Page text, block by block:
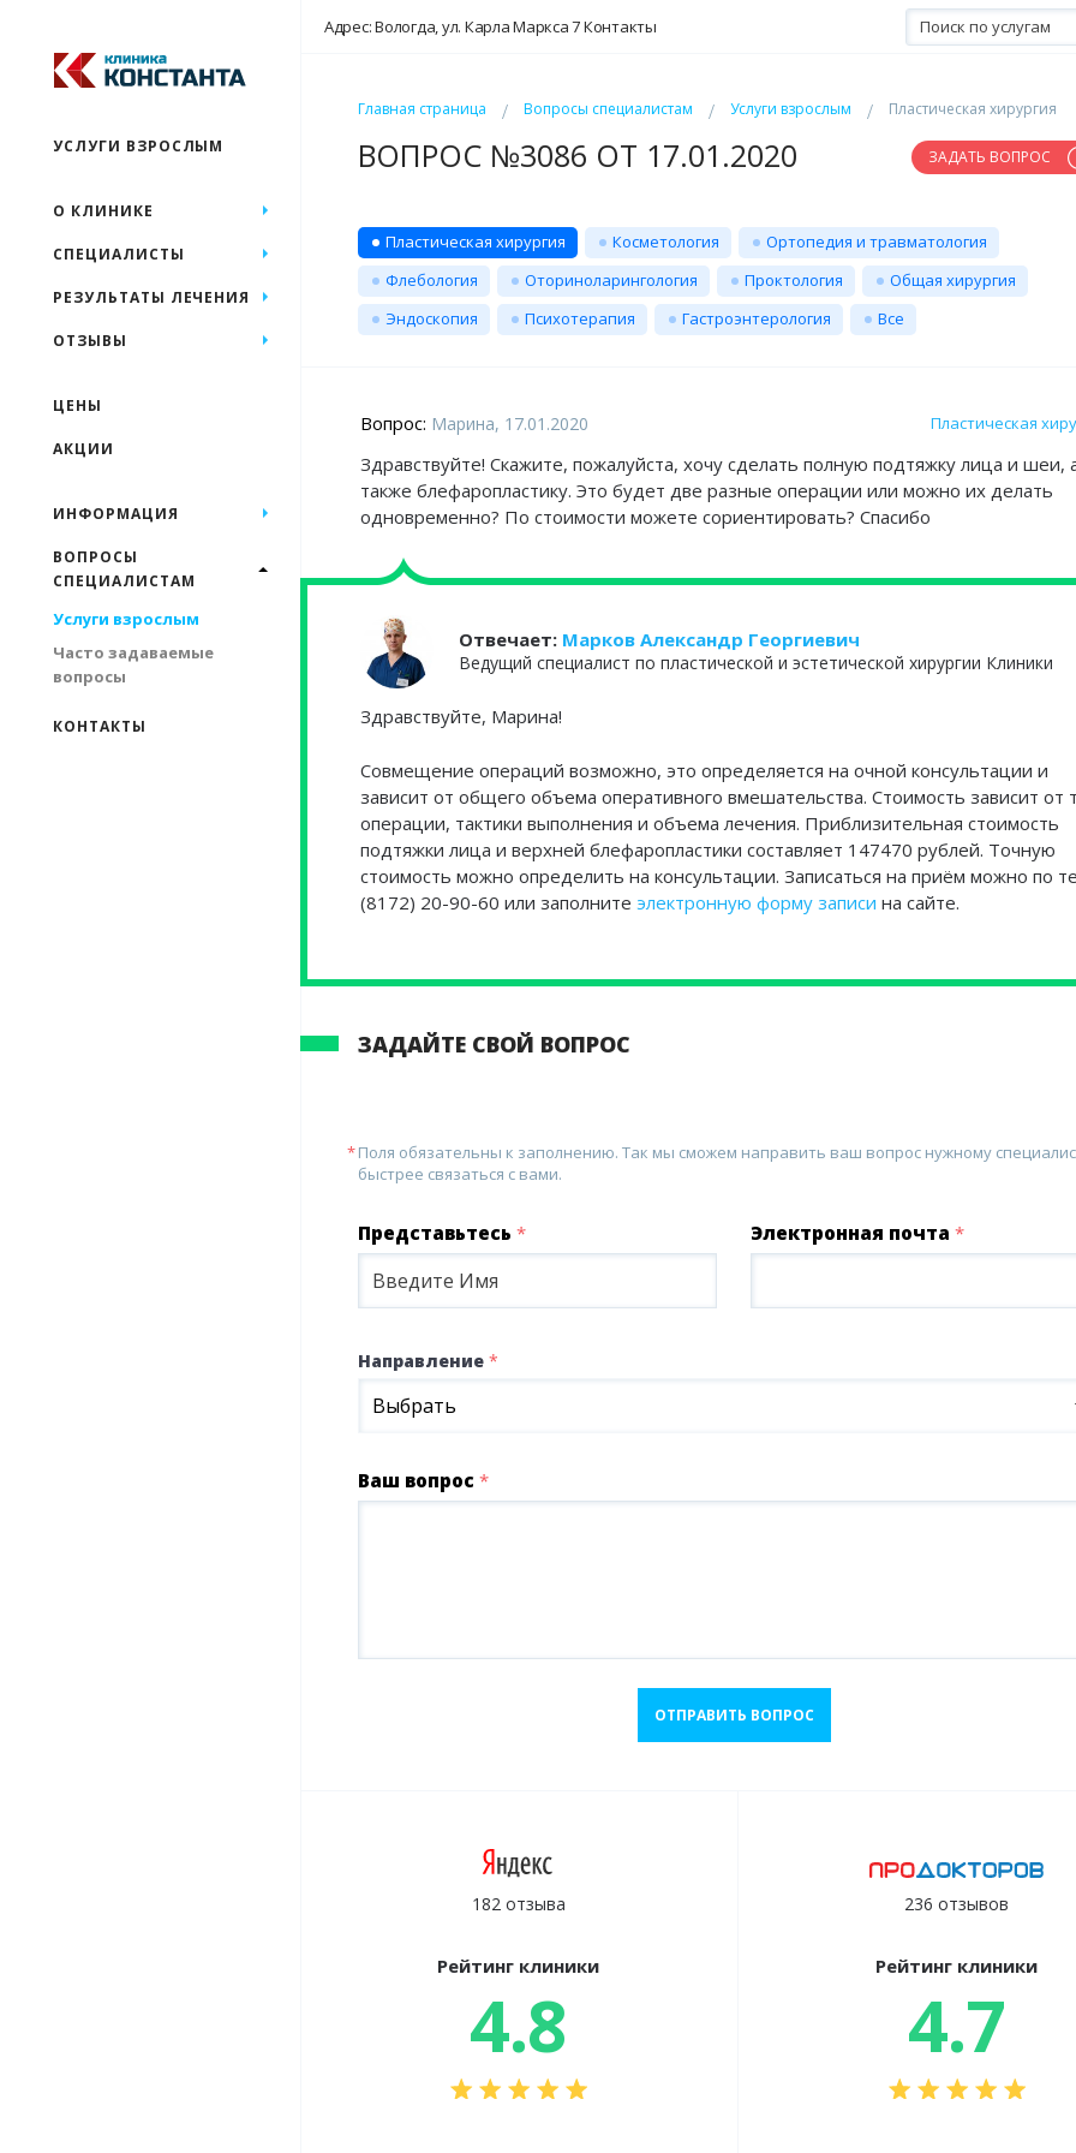
Адрес: Вологда, ул. Карла Маркса 7Контакты
Главная страница Вопросы специалистам Услуги взрослым Пластическая хирургия
ВОПРОС №3086 ОТ 17.01.2020 ЗАДАТЬ ВОПРОС
Пластическая хирургия Косметология
Ортопедия и травматология
Флебология
Оториноларингология Проктология
Общая хирургия
Эндоскопия
Психотерапия Гастроэнтерология Все
Вопрос: Марина, 17.01.2020 Пластическая
Здравствуйте! Скажите, пожалуйста, хочу сделать полную подтяжку лица и шеи,
также блефаропластику. Это будет две разные операции или можно их делать
одновременно? По стоимости можете сориентировать? Спасибо
Отвечает: Марков Александр Георгиевич
Ведущий специалист по пластической и эстетической хирургии Клиники
Здравствуйте, Марина!
Совмещение операций возможно, это определяется на очной консультации и
зависит от общего объема оперативного вмешательства. Стоимость зависит от
операции, тактики выполнения и объема лечения. Приблизительная стоимость
подтяжки лица и верхней блефаропластики составляет 147470 рублей. Точную
стоимость можно определить на консультации. Записаться на приём можно по
(8172) 20-90-60 или заполните электронную форму записи на сайте.
ЗАДАЙТЕ СВОЙ ВОПРОС
Поля обязательны к заполнению. Так мы сможем направить ваш вопрос нужному
быстрее связаться с вами.
Представьтесь * Электронная почта*
Направление *
Выбрать
Ваш вопрос *
ОТПРАВИТЬ ВОПРОС
182 отзыва
Рейтинг клиники
4.8
236 отзывов
Рейтинг клиники
4.7
УСЛУГИ ВЗРОСЛЫМ
О КЛИНИКЕ
СПЕЦИАЛИСТЫ
РЕЗУЛЬТАТЫ ЛЕЧЕНИЯ
ОТЗЫВЫ
ЦЕНЫ
АКЦИИ
ИНФОРМАЦИЯ
ВОПРОСЫ
СПЕЦИАЛИСТАМ
Услуги взрослым
Часто задаваемые
вопросы
КОНТАКТЫ